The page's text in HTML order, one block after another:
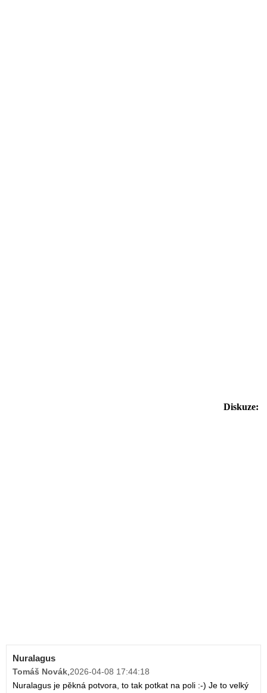
Diskuze:
Nuralagus
Tomáš Novák 2026-04-08 17:44:18
Nuralagus je pěkná potvora, to tak potkat na poli :-) Je to velký